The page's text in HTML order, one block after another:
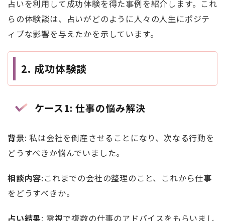
占いを利用して成功体験を得た事例を紹介します。これ
らの体験談は、占いがどのように人々の人生にポジテ
ィブな影響を与えたかを示しています。
2. 成功体験談
ケース1: 仕事の悩み解決
背景: 私は会社を倒産させることになり、次なる行動を
どうすべきか悩んでいました。
相談内容:これまでの会社の整理のこと、これから仕事
をどうすべきか。
占い結果: 霊視で複数の仕事のアドバイスをもらいまし